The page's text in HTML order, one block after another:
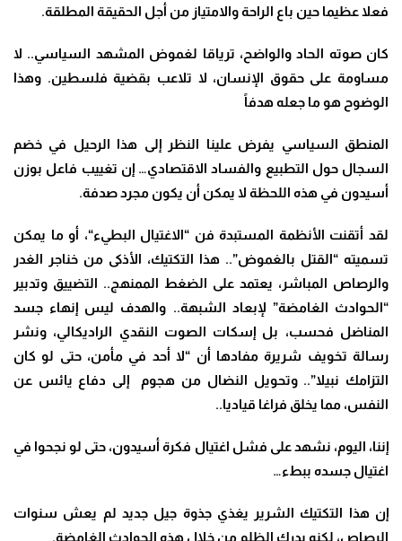
فعلا عظيما حين باع الراحة والامتياز من أجل الحقيقة المطلقة.
كان صوته الحاد والواضح، ترياقا لغموض المشهد السياسي.. لا
مساومة على حقوق الإنسان، لا تلاعب بقضية فلسطين. وهذا
الوضوح هو ما جعله هدفاً
المنطق السياسي يفرض علينا النظر إلى هذا الرحيل في خضم
السجال حول التطبيع والفساد الاقتصادي… إن تغييب فاعل بوزن
أسيدون في هذه اللحظة لا يمكن أن يكون مجرد صدفة.
لقد أتقنت الأنظمة المستبدة فن “الاغتيال البطيء“، أو ما يمكن
تسميته “القتل بالغموض”.. هذا التكتيك، الأذكى من خناجر الغدر
والرصاص المباشر، يعتمد على الضغط الممنهج.. التضييق وتدبير
“الحوادث الغامضة” لإبعاد الشبهة.. والهدف ليس إنهاء جسد
المناضل فحسب، بل إسكات الصوت النقدي الراديكالي، ونشر
رسالة تخويف شريرة مفادها أن “لا أحد في مأمن، حتى لو كان
التزامك نبيلا”.. وتحويل النضال من هجوم إلى دفاع يائس عن
النفس، مما يخلق فراغا قياديا..
إننا، اليوم، نشهد على فشل اغتيال فكرة أسيدون، حتى لو نجحوا في
اغتيال جسده ببطء…
إن هذا التكتيك الشرير يغذي جذوة جيل جديد لم يعش سنوات
الرصاص، لكنه يدرك الظلم من خلال هذه الحوادث الغامضة.